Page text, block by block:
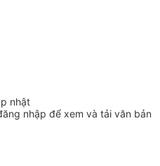
nhật
nhập để xem và tải văn bản